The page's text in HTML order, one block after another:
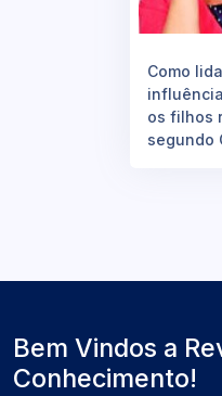
Como
os filhos
segundo
Bem Vindos a
Conhecimento!